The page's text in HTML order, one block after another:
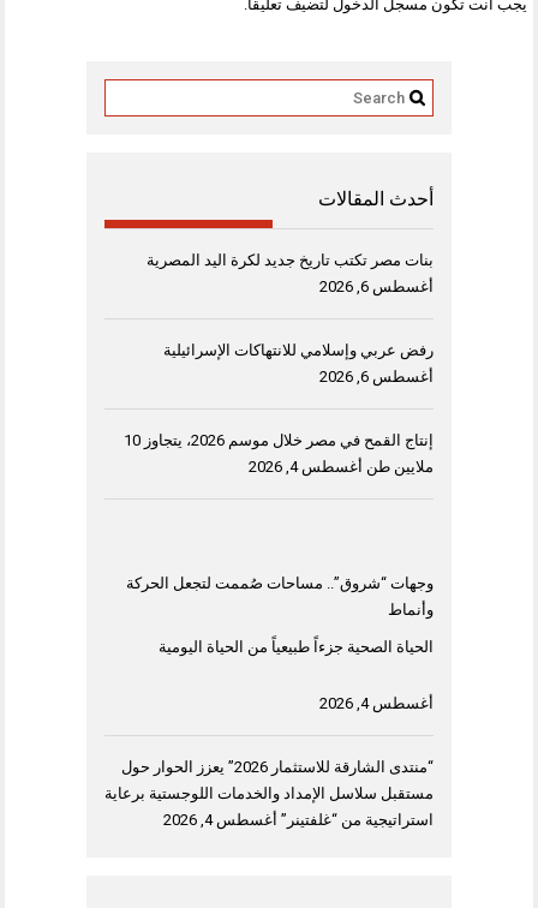
يجب أنت تكون مسجل الدخول لتضيف تعليقاً.
أحدث المقالات
بنات مصر تكتب تاريخ جديد لكرة اليد المصرية
أغسطس 6, 2026
رفض عربي وإسلامي للانتهاكات الإسرائيلية
أغسطس 6, 2026
إنتاج القمح في مصر خلال موسم 2026، يتجاوز 10
ملايين طن أغسطس 4, 2026
وجهات “شروق”.. مساحات صُممت لتجعل الحركة
وأنماط
الحياة الصحية جزءاً طبيعياً من الحياة اليومية
أغسطس 4, 2026
“منتدى الشارقة للاستثمار 2026” يعزز الحوار حول
مستقبل سلاسل الإمداد والخدمات اللوجستية برعاية
استراتيجية من “غلفتينر” أغسطس 4, 2026